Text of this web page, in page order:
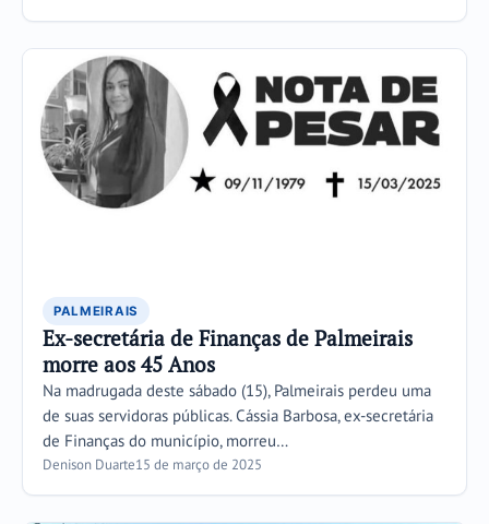
PALMEIRAIS
Ex-secretária de Finanças de Palmeirais
morre aos 45 Anos
Na madrugada deste sábado (15), Palmeirais perdeu uma
de suas servidoras públicas. Cássia Barbosa, ex-secretária
de Finanças do município, morreu…
Denison Duarte15 de março de 2025